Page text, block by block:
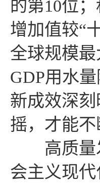
的第10位
增加值较“
全球规模
GDP用水
新成效深
摇，才能
高质量发
会主义现